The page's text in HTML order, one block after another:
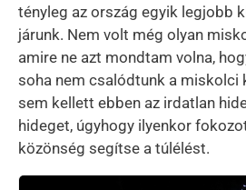
tényleg az ország egyik legjobb
járunk. Nem volt még olyan
amire ne azt mondtam volna,
soha nem csalódtunk a miskolci
sem kellett ebben az irdatlan
hideget, úgyhogy ilyenkor
közönség segítse a túlélést.